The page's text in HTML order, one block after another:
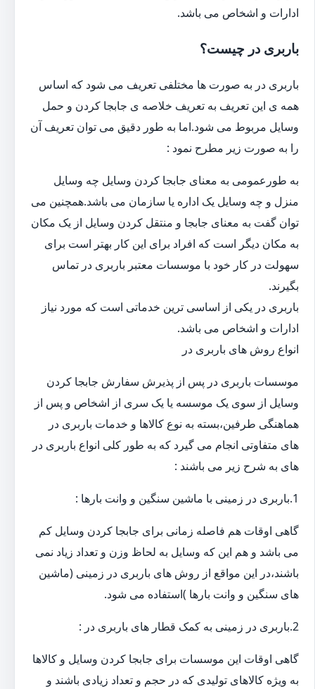
ادارات و اشخاص می باشد.
باربری در چیست؟
باربری در به صورت ها مختلفی تعریف می شود که اساس
همه ی این تعریف به تعریف خلاصه ی جابجا کردن و حمل
وسایل مربوط می شود.اما به طور دقیق می توان تعریف آن
را به صورت زیر مطرح نمود :
به طورعمومی به معنای جابجا کردن وسایل چه وسایل
منزل و چه وسایل یک اداره یا سازمان می باشد.همچنین می
توان گفت به معنای جابجا و منتقل کردن وسایل از یک مکان
به مکان دیگر است که افراد برای این کار بهتر است برای
سهولت در کار خود با موسسات معتبر باربری در تماس
بگیرند.
باربری در یکی از اساسی ترین خدماتی است که مورد نیاز
ادارات و اشخاص می باشد.
انواع روش های باربری در
موسسات باربری در پس از پذیرش سفارش جابجا کردن
وسایل از سوی یک موسسه یا یک سری از اشخاص و پس از
هماهنگی طرفین،بسته به نوع کالاها و خدمات باربری در
های متفاوتی انجام می گیرد که به طور کلی انواع باربری در
های به شرح زیر می باشند :
1.باربری در زمینی با ماشین سنگین و وانت بارها :
گاهی اوقات هم فاصله زمانی برای جابجا کردن وسایل کم
می باشد و هم این که وسایل به لحاظ وزن و تعداد زیاد نمی
باشند،در این مواقع از روش های باربری در زمینی (ماشین
های سنگین و وانت بارها )استفاده می شود.
2.باربری در زمینی به کمک قطار های باربری در :
گاهی اوقات این موسسات برای جابجا کردن وسایل و کالاها
به ویژه کالاهای تولیدی که در حجم و تعداد زیادی باشند و